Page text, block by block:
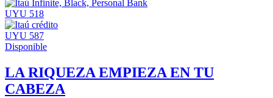
UYU 518
UYU 587
Disponible
LA RIQUEZA EMPIEZA EN TU
CABEZA